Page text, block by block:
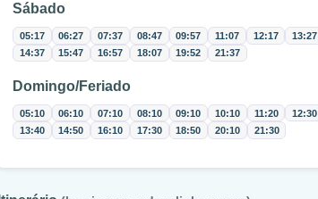
Sábado
05:17 06:27 07:37 08:47 09:57 11:07 12:17
13:27
14:37
15:47 16:57 18:07 19:52 21:37
Domingo/Feriado
05:10 06:10 07:10 08:10 09:10 10:10 11:20
12:30
13:40
14:50 16:10 17:30 18:50 20:10 21:30